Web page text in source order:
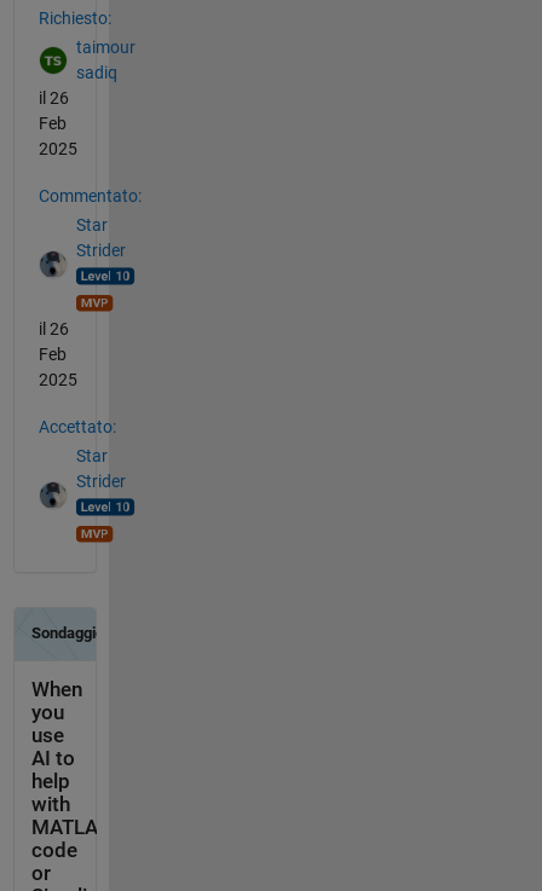
Richiesto:
taimour
sadiq
il 26
Feb
2025
Commentato:
Star
Strider
il 26
Feb
2025
Accettato:
Star
Strider